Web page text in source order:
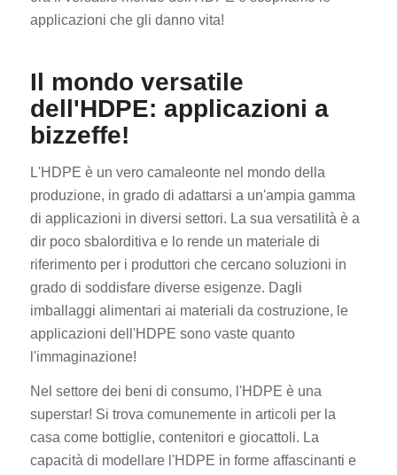
applicazioni che gli danno vita!
Il mondo versatile
dell'HDPE: applicazioni a
bizzeffe!
L'HDPE è un vero camaleonte nel mondo della
produzione, in grado di adattarsi a un'ampia gamma
di applicazioni in diversi settori. La sua versatilità è a
dir poco sbalorditiva e lo rende un materiale di
riferimento per i produttori che cercano soluzioni in
grado di soddisfare diverse esigenze. Dagli
imballaggi alimentari ai materiali da costruzione, le
applicazioni dell'HDPE sono vaste quanto
l'immaginazione!
Nel settore dei beni di consumo, l'HDPE è una
superstar! Si trova comunemente in articoli per la
casa come bottiglie, contenitori e giocattoli. La
capacità di modellare l'HDPE in forme affascinanti e